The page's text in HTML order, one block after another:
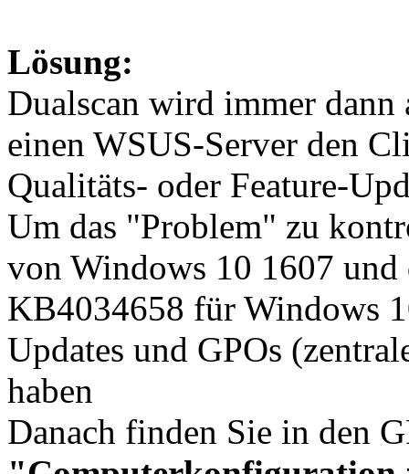
Lösung:
Dualscan wird immer
einen WSUS-Server den
Qualitäts- oder Feature-
Um das "Problem" zu
von Windows 10 1607 und
KB4034658 für Windows
Updates und GPOs
haben
Danach finden Sie in den